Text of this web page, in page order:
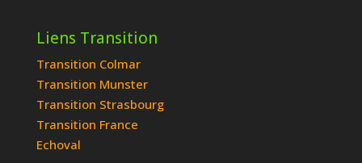
Liens Transition
Transition Colmar
Transition Munster
Transition Strasbourg
Transition France
Echoval